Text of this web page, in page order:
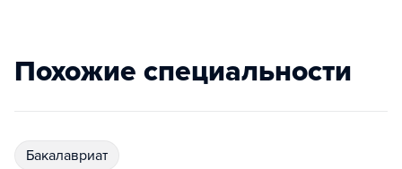
Похожие специальности
бакалавриат